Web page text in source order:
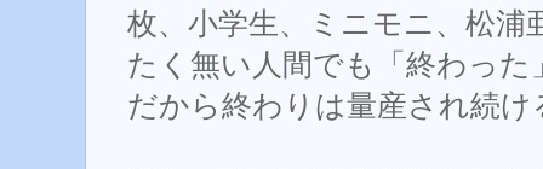
枚、小学生、ミニモニ、松浦
たく無い人間でも「終わっ
だから終わりは量産され続